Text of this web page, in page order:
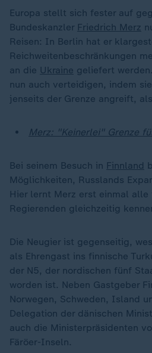
Europa stellt sich fester auf
Bundeskanzler Friedrich Merz
Reisen: In Berlin hat er
Reichweitenbeschränkungen
an die Ukraine geliefert
nun auch verteidigen, indem
jenseits der Grenze angreift,
Merz: "Keinerlei" Grenze
Bei seinem Besuch in Finnland
Möglichkeiten, Russlands
Hier lernt Merz erst einmal alle
Regierenden gleichzeitig
Die Neugier ist gegenseitig,
als Ehrengast ins finnische
der N5, der nordischen fünf
worden ist. Neben Gastgeber
Norwegen, Schweden, Island
Delegation der dänischen
auch die Ministerpräsidenten
Färöer-Inseln.